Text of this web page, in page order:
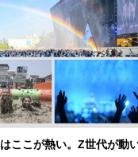
ここが熱い。Z世代が動